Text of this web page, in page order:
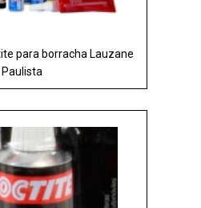
para borracha Lauzane
Paulista